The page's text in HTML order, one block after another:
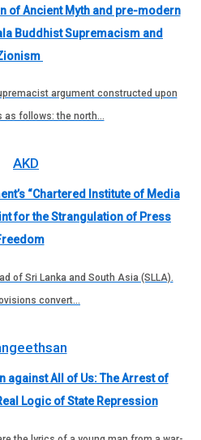
of Ancient Myth and pre-modern
Buddhist Supremacism and
argument constructed upon
as follows: the north…
“Chartered Institute of Media
for the Strangulation of Press
of Sri Lanka and South Asia (SLLA).
convert…
against All of Us: The Arrest of
Logic of State Repression